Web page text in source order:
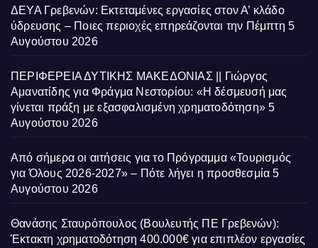
ΔΕΥΑ Γρεβενών: Εκτεταμένες εργασίες στον Α’ κλάδο
ύδρευσης – Ποιες περιοχές επηρεάζονται την Πέμπτη 5
Αυγούστου 2026
ΠΕΡΙΦΕΡΕΙΑ ΔΥΤΙΚΗΣ ΜΑΚΕΔΟΝΙΑΣ || Γιώργος
Αμανατίδης για Φράγμα Νεστορίου: «Η δέσμευσή μας
γίνεται πράξη με εξασφαλισμένη χρηματοδότηση» 5
Αυγούστου 2026
Από σήμερα οι αιτήσεις για το Πρόγραμμα «Τουρισμός
για Όλους 2026-2027» – Πότε λήγει η προσθεσμία 5
Αυγούστου 2026
Θανάσης Σταυρόπουλος (Βουλευτής ΠΕ Γρεβενών):
Έκτακτη χρηματοδότηση 400.000€ για επιπλέον εργασίες